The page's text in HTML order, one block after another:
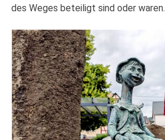
des Weges beteiligt sind oder waren.